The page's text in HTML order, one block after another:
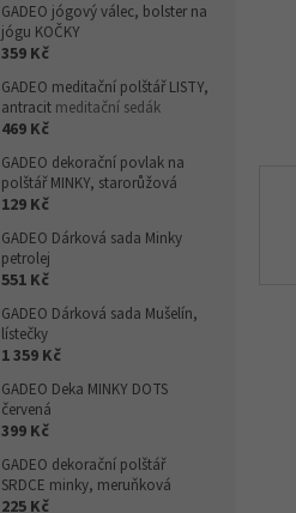
GADEO jógový válec, bolster na
jógu KOČKY
359 Kč
GADEO meditační polštář LISTY,
antracit meditační sedák
469 Kč
GADEO dekorační povlak na
polštář MINKY, starorůžová
129 Kč
GADEO Dárková sada Minky
petrolej
551 Kč
GADEO Dárková sada Mušelín,
lístečky
1 359 Kč
GADEO Deka MINKY DOTS
červená
399 Kč
GADEO dekorační polštář
SRDCE minky, meruňková
225 Kč